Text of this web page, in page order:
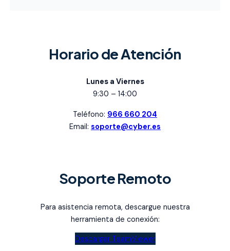
Horario de Atención
Lunes a Viernes
9:30 – 14:00
Teléfono: 966 660 204
Email: soporte@cyber.es
Soporte Remoto
Para asistencia remota, descargue nuestra
herramienta de conexión:
Descargar TeamViewer